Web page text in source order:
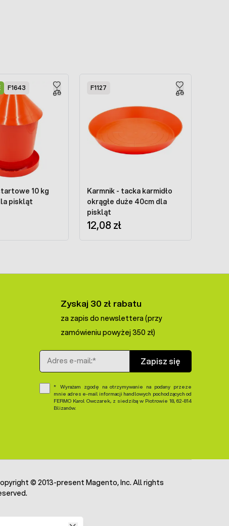
F1643
10 kg
piskląt
F1127
Karmnik - tacka karmidło
okrągłe duże 40cm dla
piskląt
12,08 zł
Zyskaj 30 zł rabatu
za zapis do newslettera (przy
zamówieniu powyżej 350 zł)
Adres e-mail
Zapisz się
Wyrażam zgodę na otrzymywanie na podany przeze
mnie adres e-mail informacji handlowych pochodzących od
FERMO Karol Owczarek, z siedzibą w Piotrowie 18, 62-814
Blizanów.
© 2013-present Magento, Inc. All rights